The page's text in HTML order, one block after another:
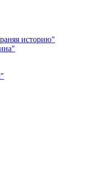
историю"